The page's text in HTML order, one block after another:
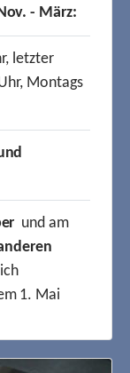
- März:
letzter
Montags
und am
1. Mai